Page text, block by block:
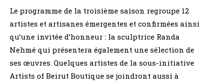
Le programme de la troisième saison regroupe 12
artistes et artisanes émergentes et confirmées ainsi
qu’une invitée d’honneur : la sculptrice Randa
Nehmé qui présentera également une sélection de
ses œuvres. Quelques artistes de la sous-initiative
Artists of Beirut Boutique se joindront aussi à